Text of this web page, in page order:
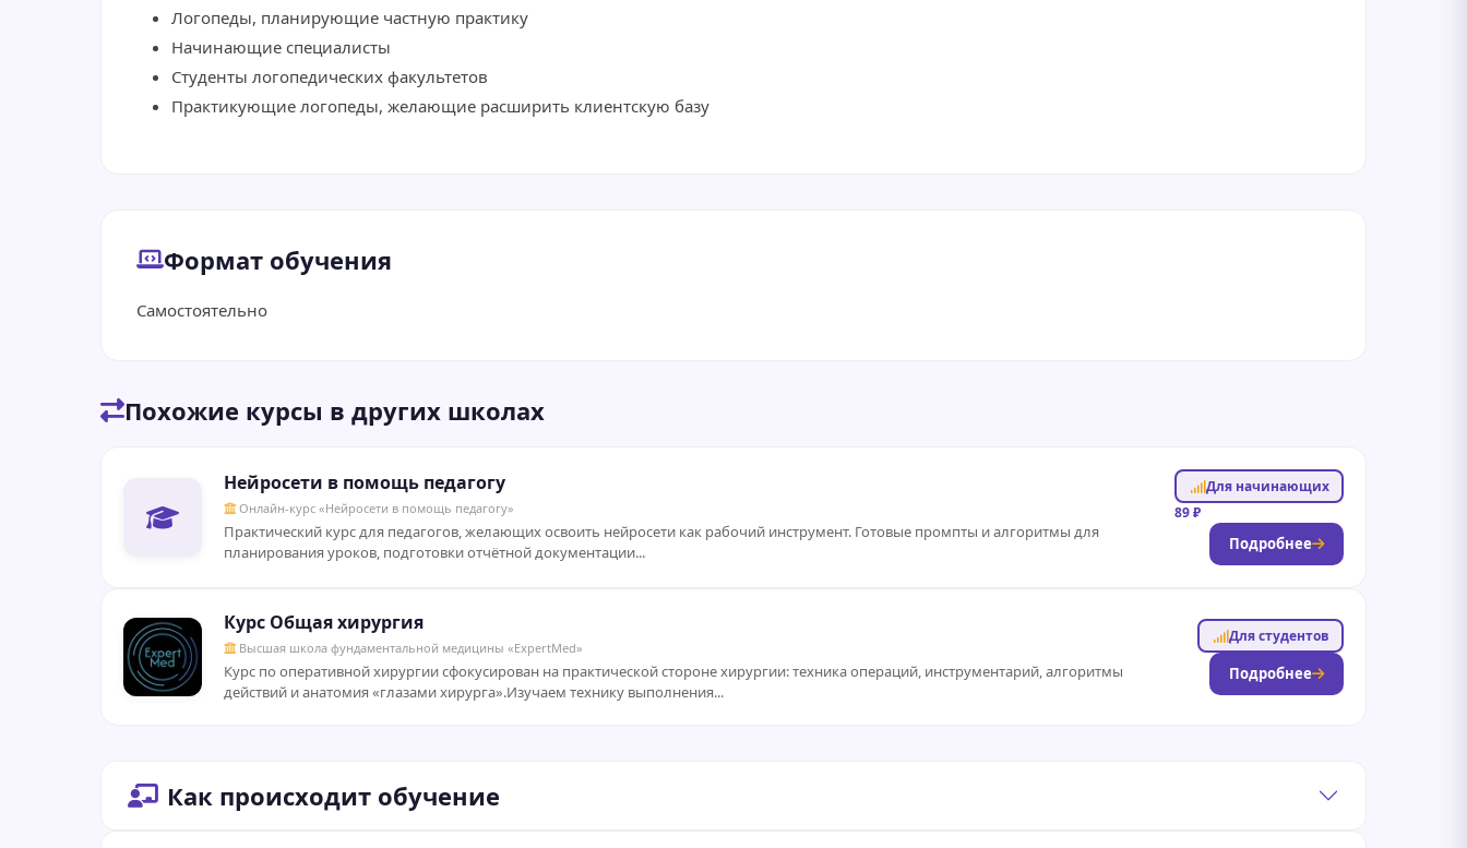
Логопеды, планирующие частную практику
Начинающие специалисты
Студенты логопедических факультетов
Практикующие логопеды, желающие расширить клиентскую базу
Формат обучения
Самостоятельно
Похожие курсы в других школах
Нейросети в помощь педагогу
Онлайн-курс «Нейросети в помощь педагогу»
Практический курс для педагогов, желающих освоить нейросети как рабочий инструмент. Готовые промпты и алгоритмы для
планирования уроков, подготовки отчётной документации...
Для начинающих
89 ₽
Подробнее
Курс Общая хирургия
Высшая школа фундаментальной медицины «ExpertMed»
Курс по оперативной хирургии сфокусирован на практической стороне хирургии: техника операций, инструментарий, алгоритмы
действий и анатомия «глазами хирурга».Изучаем технику выполнения...
Для студентов
Подробнее
Как происходит обучение